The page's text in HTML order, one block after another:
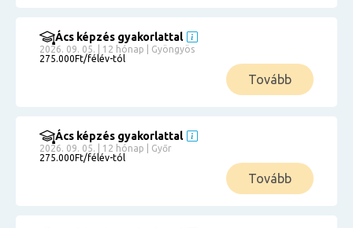
Ács képzés gyakorlattal
2026. 09. 05. | 12 hónap | Gyöngyös
275.000Ft/félév-tól
Tovább
Ács képzés gyakorlattal
2026. 09. 05. | 12 hónap | Győr
275.000Ft/félév-tól
Tovább